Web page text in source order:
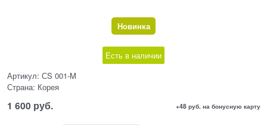
Новинка
Есть в наличии
Артикул: СS 001-M
Страна: Корея
1 600 руб. +48 руб. на бонусную карту